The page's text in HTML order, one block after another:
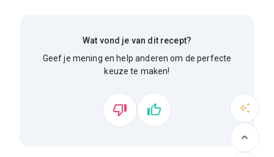
Wat vond je van dit recept?
Geef je mening en help anderen om de perfecte
keuze te maken!